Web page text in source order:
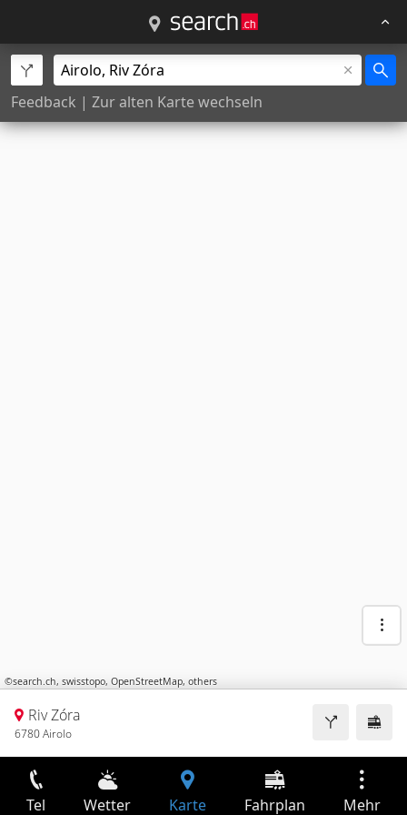
Feedback | Zur alten Karte wechseln
©search.ch, swisstopo, OpenStreetMap, others
Riv Zóra
6780 Airolo
Tel Wetter Karte Fahrplan Mehr